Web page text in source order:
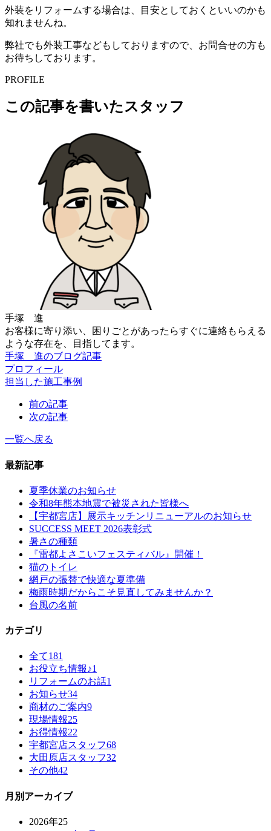
外装をリフォームする場合は、目安としておくといいのかも
知れませんね。
弊社でも外装工事などもしておりますので、お問合せの方も
お待ちしております。
PROFILE
この記事を書いたスタッフ
手塚 進
お客様に寄り添い、困りごとがあったらすぐに連絡もらえる
ような存在を、目指してます。
手塚 進のブログ記事
プロフィール
担当した施工事例
前の記事
次の記事
一覧へ戻る
最新記事
夏季休業のお知らせ
令和8年熊本地震で被災された皆様へ
【宇都宮店】展示キッチンリニューアルのお知らせ
SUCCESS MEET 2026表彰式
暑さの種類
『雷都よさこいフェスティバル』開催！
猫のトイレ
網戸の張替で快適な夏準備
梅雨時期だからこそ見直してみませんか？
台風の名前
カテゴリ
全て181
お役立ち情報♪1
リフォームのお話1
お知らせ34
商材のご案内9
現場情報25
お得情報22
宇都宮店スタッフ68
大田原店スタッフ32
その他42
月別アーカイブ
2026年25